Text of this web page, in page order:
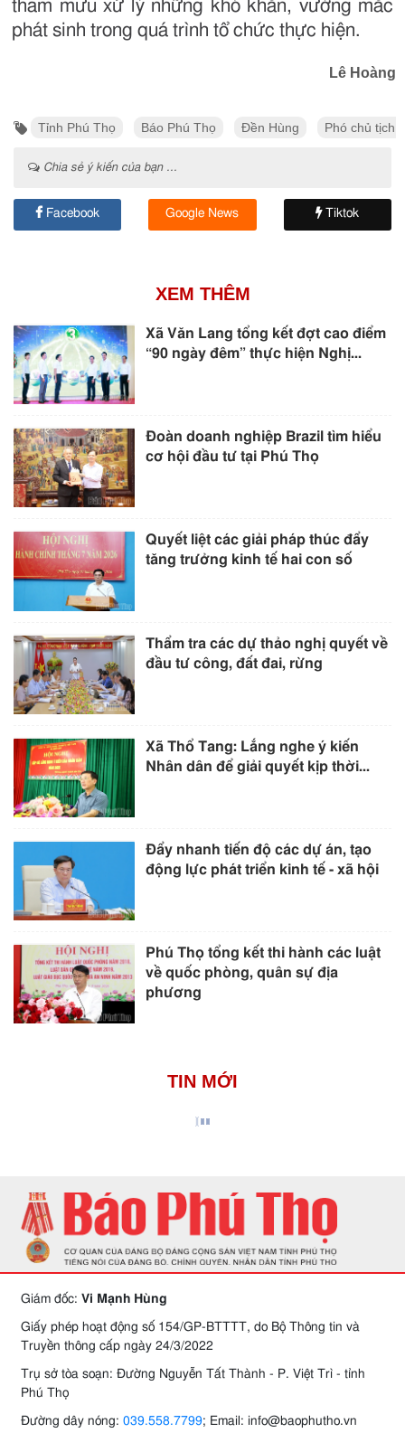
tham mưu xử lý những khó khăn, vướng mắc
phát sinh trong quá trình tổ chức thực hiện.
Lê Hoàng
Tỉnh Phú Thọ Báo Phú Thọ Đền Hùng Phó chủ tịch
Chia sẻ ý kiến của bạn ...
Facebook Google News Tiktok
XEM THÊM
Xã Văn Lang tổng kết đợt cao điểm
“90 ngày đêm” thực hiện Nghị...
Đoàn doanh nghiệp Brazil tìm hiểu
cơ hội đầu tư tại Phú Thọ
Quyết liệt các giải pháp thúc đẩy
tăng trưởng kinh tế hai con số
Thẩm tra các dự thảo nghị quyết về
đầu tư công, đất đai, rừng
Xã Thổ Tang: Lắng nghe ý kiến
Nhân dân để giải quyết kịp thời...
Đẩy nhanh tiến độ các dự án, tạo
động lực phát triển kinh tế - xã hội
Phú Thọ tổng kết thi hành các luật
về quốc phòng, quân sự địa
phương
TIN MỚI
Giám đốc: Vi Mạnh Hùng
Giấy phép hoạt động số 154/GP-BTTTT, do Bộ Thông tin và
Truyền thông cấp ngày 24/3/2022
Trụ sở tòa soạn: Đường Nguyễn Tất Thành - P. Việt Trì - tỉnh
Phú Thọ
Đường dây nóng: 039.558.7799; Email: info@baophutho.vn